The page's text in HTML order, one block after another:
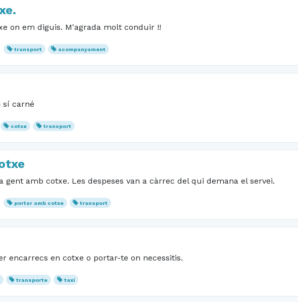
on em diguis. M'agrada molt conduir !!
transport acompanyament
sí carné
cotxe transport
gent amb cotxe. Les despeses van a càrrec del qui demana el servei.
portar amb cotxe transport
encarrecs en cotxe o portar-te on necessitis.
transporte taxi